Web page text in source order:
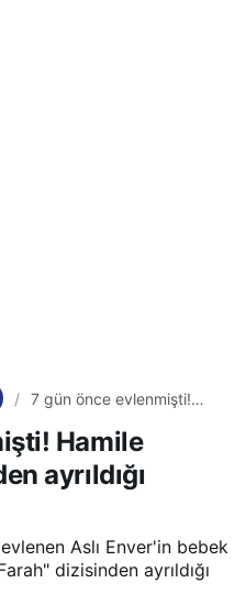
7 gün önce evlenmişti!
diziden ayrıldığı ortaya
çıktıHamile
ayrıldığı
Aslı Enver'in bebek
dizisinden ayrıldığı